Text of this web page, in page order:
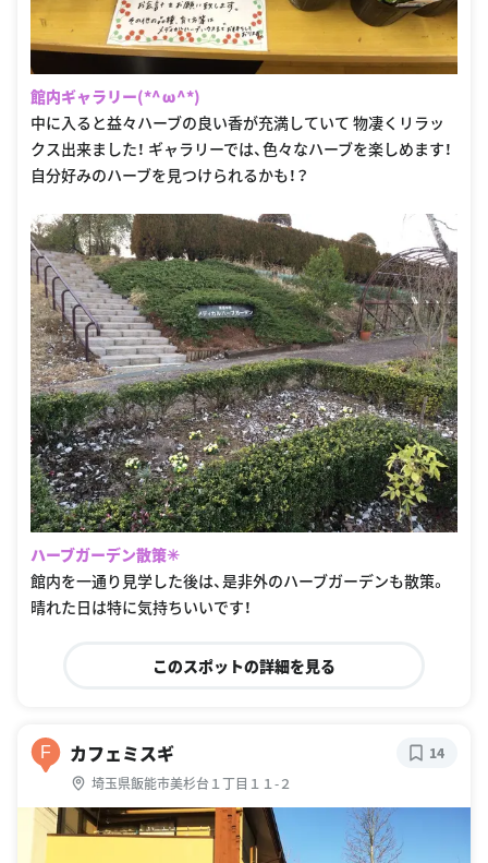
館内ギャラリー(*^ω^*)
中に入ると益々ハーブの良い香が充満していて 物凄くリラッ
クス出来ました！ ギャラリーでは、色々なハーブを楽しめます！
自分好みのハーブを見つけられるかも！？
ハーブガーデン散策✳︎
館内を一通り見学した後は、是非外のハーブガーデンも散策。
晴れた日は特に気持ちいいです！
このスポットの詳細を見る
F カフェミスギ
埼玉県飯能市美杉台１丁目１１-２
14